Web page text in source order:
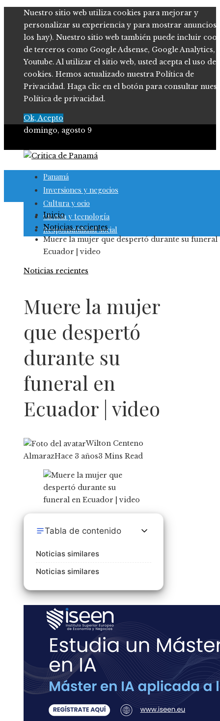
Nuestro sitio web utiliza cookies para mejorar y
personalizar su experiencia y para mostrar anuncios
los hay). Nuestro sitio web también puede incluir
de terceros como Google Adsense, Google Analytics,
Youtube. Al utilizar el sitio web, usted acepta el uso de
cookies. Hemos actualizado nuestra Política de
Privacidad. Haga clic en el botón para consultar
Política de privacidad.
Ok, Acepto
domingo, agosto 9
Panamá
Inversiones y negocios
Cultura y ocio
Ciencia y tecnología
Responsabilidad social
Inicio
Noticias recientes
Muere la mujer que despertó durante su funeral
Ecuador | video
Noticias recientes
Muere la mujer
que despertó
durante su
funeral en
Ecuador | video
Wilton Centeno
AlmarazHace 3 años3 Mins Read
Tabla de contenido
Noticias similares
Noticias similares